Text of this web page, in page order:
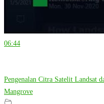
06:44
Pengenalan Citra Satelit Landsat
Mangrove